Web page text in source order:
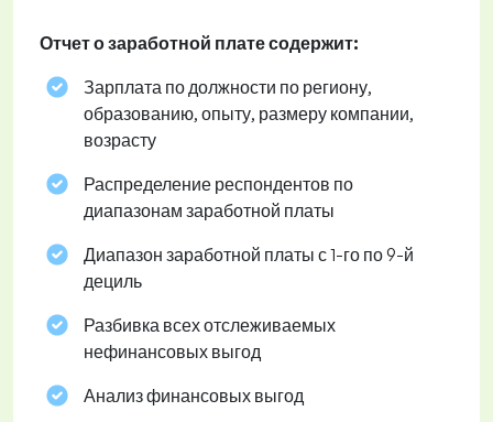
Отчет о заработной плате содержит:
Зарплата по должности по региону,
образованию, опыту, размеру компании,
возрасту
Распределение респондентов по
диапазонам заработной платы
Диапазон заработной платы с 1-го по 9-й
дециль
Разбивка всех отслеживаемых
нефинансовых выгод
Анализ финансовых выгод